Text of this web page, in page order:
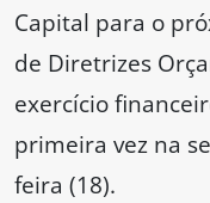
Capital para o
de Diretrizes
exercício
primeira vez na
feira (18).